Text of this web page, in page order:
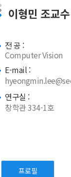
이형민 조교수
전 공 :
Computer Vision
E-mail :
연구실 :
창학관 334-1호
프로필